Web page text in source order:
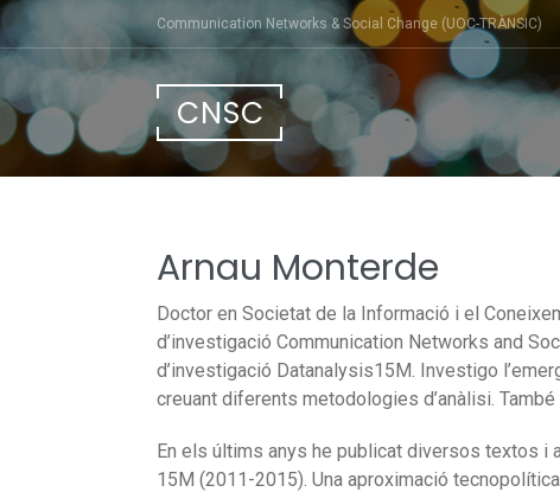
Skip
content
Communication Networks & Social Change (UOC-TRÀNSIC)
CNSC
Arnau Monterde
Doctor en Societat de la Informació i el
d’investigació Communication Networks and
d’investigació Datanalysis15M. Investigo
creuant diferents metodologies d’anàlisi.
En els últims anys he publicat diversos textos
15M (2011-2015). Una aproximació